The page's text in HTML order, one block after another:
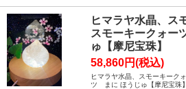
ヒマラヤ水晶、ス
スモーキークォ
ゅ【摩尼宝珠】
58,860円(税込)
ヒマラヤ水晶、スモーキーク
ツ まに ほうじゅ【摩尼宝珠】